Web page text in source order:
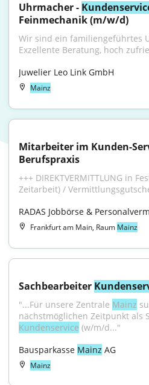
Uhrmacher -
Feinmechanik (m/w/d)
Wir sind ein familiengeführtes
Exzellente Beratung, hoch
Juwelier Leo Link GmbH
Mainz
Mitarbeiter im Kunden-
Berufspraxis
+++ DIREKTVERMITTLUNG in
Zeitarbeit) /
RADAS Jobbörse &
Frankfurt am Main, Raum Mainz
Sachbearbeiter
"...Für unsere Zentrale Mainz
Kundenservice (w/m/d..."
Bausparkasse Mainz AG
Mainz